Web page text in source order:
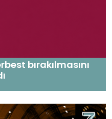
bırakılmasını